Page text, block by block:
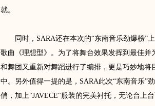
就。
同时，SARA还在本次的“东南音乐劲爆榜”
歌曲《理想型》。为了将舞台效果发挥到最佳
和舞团又重新对舞蹈进行了编排，更是巧妙地
中。另外值得一提的是，SARA此次“东南音乐”
俏，加上"JAVECE"服装的完美衬托，无论台上